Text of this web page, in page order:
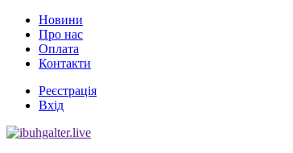
Новини
Про нас
Оплата
Контакти
Реєстрація
Вхід